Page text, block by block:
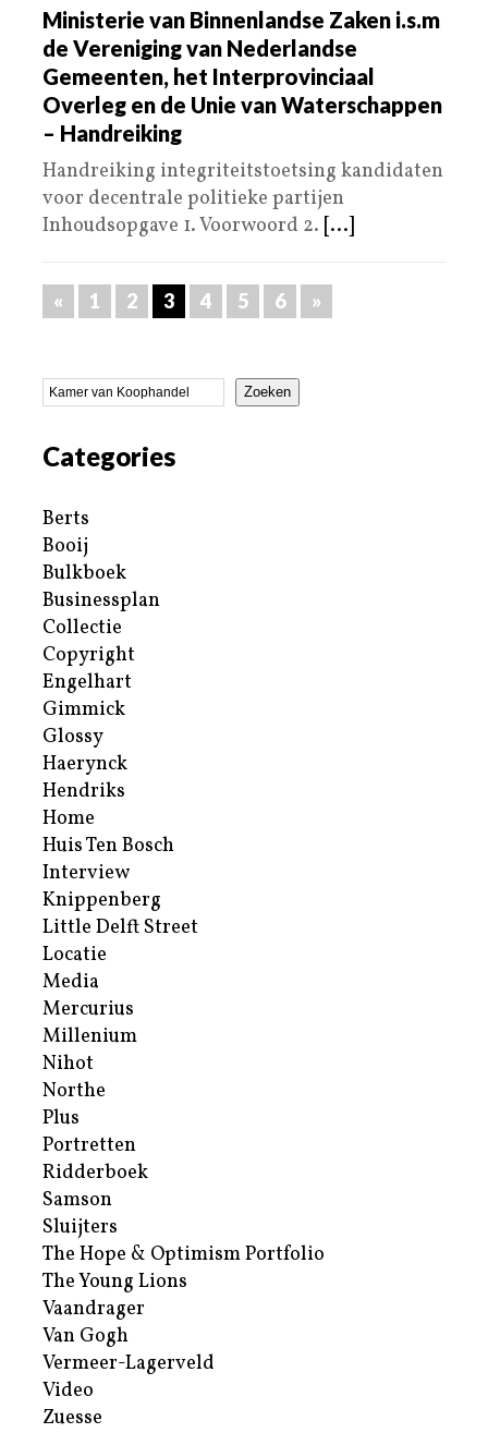
Ministerie van Binnenlandse Zaken i.s.m
de Vereniging van Nederlandse
Gemeenten, het Interprovinciaal
Overleg en de Unie van Waterschappen
– Handreiking
Handreiking integriteitstoetsing kandidaten
voor decentrale politieke partijen
Inhoudsopgave 1. Voorwoord 2. [...]
« 1 2 3 4 5 6 »
Zoeken
Categories
Berts
Booij
Bulkboek
Businessplan
Collectie
Copyright
Engelhart
Gimmick
Glossy
Haerynck
Hendriks
Home
Huis Ten Bosch
Interview
Knippenberg
Little Delft Street
Locatie
Media
Mercurius
Millenium
Nihot
Northe
Plus
Portretten
Ridderboek
Samson
Sluijters
The Hope & Optimism Portfolio
The Young Lions
Vaandrager
Van Gogh
Vermeer-Lagerveld
Video
Zuesse